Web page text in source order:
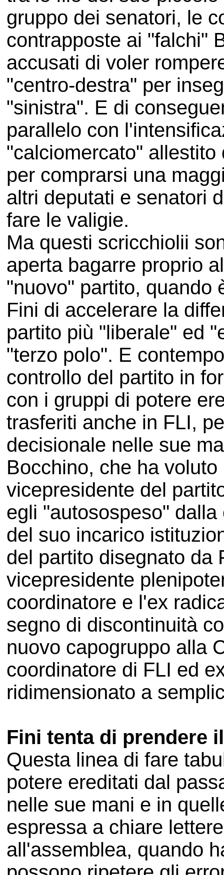
gruppo dei senatori, le
contrapposte ai "falchi"
accusati di voler
"centro-destra" per
"sinistra". E di
parallelo con
"calciomercato"
per comprarsi una
altri deputati e senatori
fare le valigie.
Ma questi scricchiolii
aperta bagarre proprio
"nuovo" partito, quando
Fini di accelerare la
partito più "liberale" ed
"terzo polo". E
controllo del partito in
con i gruppi di potere
trasferiti anche in FLI,
decisionale nelle sue
Bocchino, che ha
vicepresidente del
egli "autosospeso"
del suo incarico
del partito disegnato da
vicepresidente
coordinatore e l'ex
segno di discontinuità
nuovo capogruppo alla
coordinatore di FLI ed
ridimensionato a
Fini tenta di prendere
Questa linea di fare
potere ereditati dal
nelle sue mani e in
espressa a chiare
all'assemblea, quando